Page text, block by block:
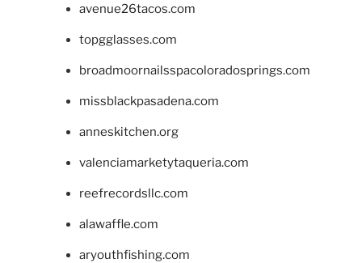
avenue26tacos.com
topgglasses.com
broadmoornailsspacoloradosprings.com
missblackpasadena.com
anneskitchen.org
valenciamarketytaqueria.com
reefrecordsllc.com
alawaffle.com
aryouthfishing.com